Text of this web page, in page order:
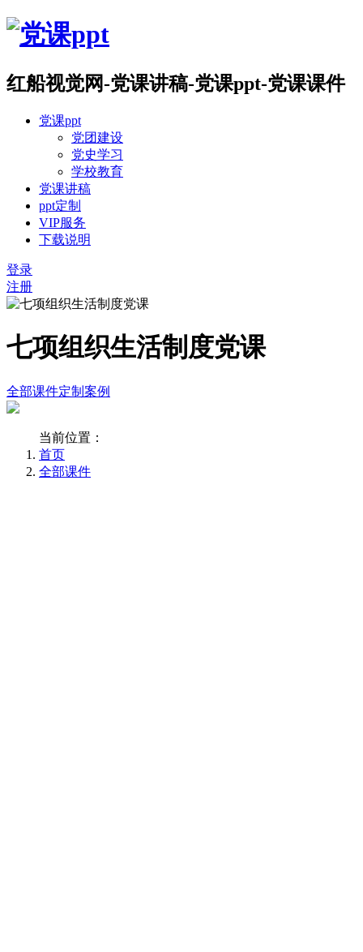
红船视觉网-党课讲稿-党课ppt-党课课件
党课ppt
党团建设
党史学习
学校教育
党课讲稿
ppt定制
VIP服务
下载说明
登录
注册
七项组织生活制度党课
全部课件定制案例
当前位置：
首页
全部课件